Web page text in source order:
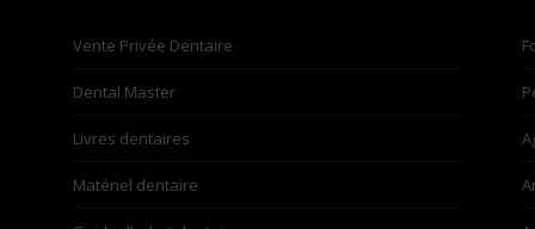
Vente Privée Dentaire
Dental Master
Livres dentaires
Matériel dentaire